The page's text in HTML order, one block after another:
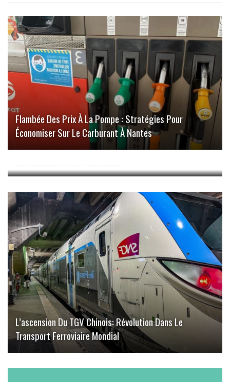
Flambée Des Prix À La Pompe : Stratégies Pour
Économiser Sur Le Carburant À Nantes
Solution Complète Pour God Of War: Dominez Le Chaos
L’ascension Du TGV Chinois: Révolution Dans Le
Transport Ferroviaire Mondial